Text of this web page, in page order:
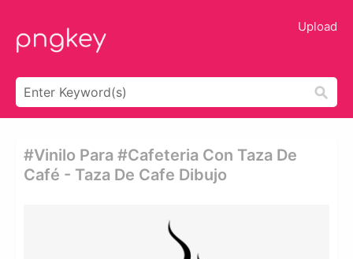
Upload
#vinilo Para #cafeteria Con Taza De
Café - Taza De Cafe Dibujo